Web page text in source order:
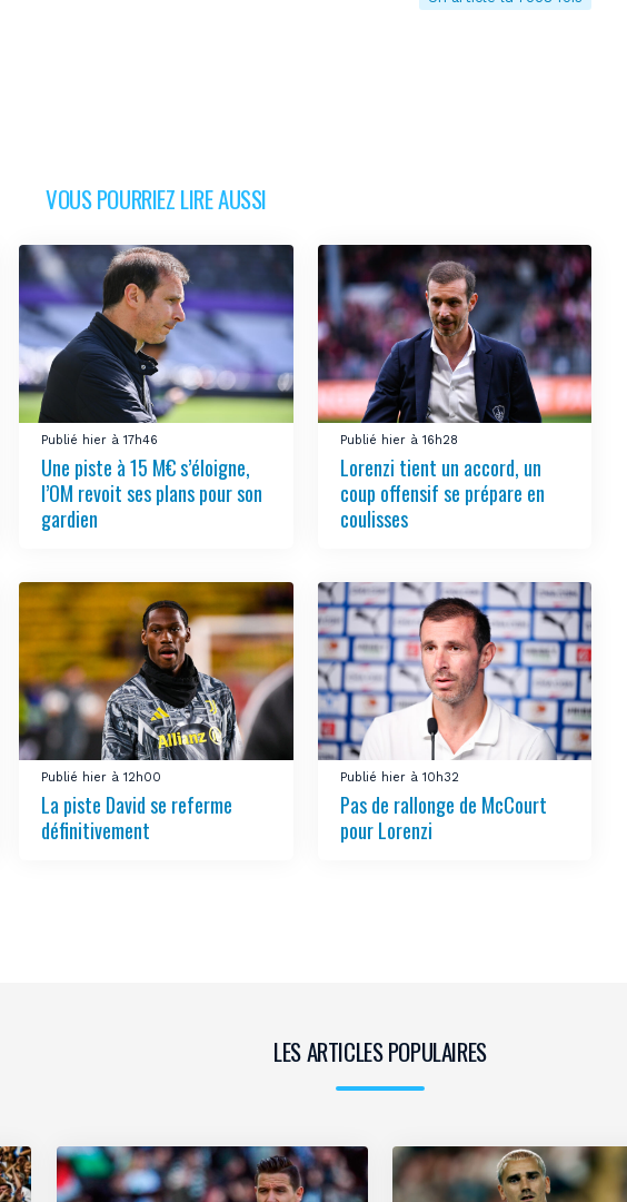
VOUS POURRIEZ LIRE AUSSI
Publié hier à 17h46
Une piste à 15 M€ s’éloigne,
l’OM revoit ses plans pour son
gardien
Publié hier à 16h28
Lorenzi tient un accord, un
coup offensif se prépare en
coulisses
Publié hier à 12h00
La piste David se referme
définitivement
Publié hier à 10h32
Pas de rallonge de McCourt
pour Lorenzi
LES ARTICLES POPULAIRES